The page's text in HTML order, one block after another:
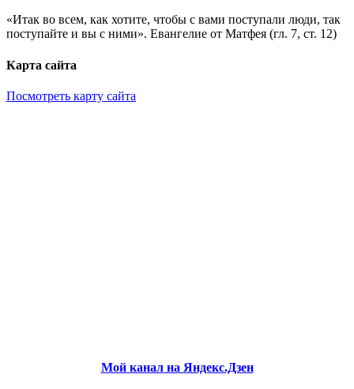
«Итак во всем, как хотите, чтобы с вами поступали люди, так
поступайте и вы с ними». Евангелие от Матфея (гл. 7, ст. 12)
Карта сайта
Посмотреть карту сайта
Мой канал на Яндекс.Дзен